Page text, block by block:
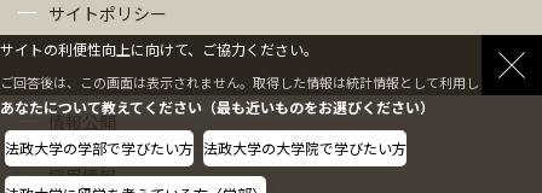
サイトポリシー
情報公開
採用情報
サイトの利便性向上に向けて、ご協力ください。
ご回答後は、この画面は表示されません。取得した情報は統計情報として利用します。
あなたについて教えてください（最も近いものをお選びください）
法政大学の学部で学びたい方 法政大学の大学院で学びたい方